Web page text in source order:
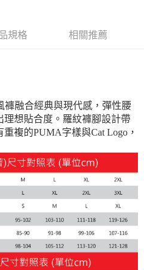
)免運費
規格 相關推薦
褲融合經典與現代感，彈性腰
想貼合度。羅紋褲腳設計帶
複的PUMA字樣與Cat Logo，